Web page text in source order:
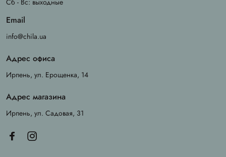
Сб - Вс: выходные
Email
info@chila.ua
Адрес офиса
Ирпень, ул. Ерощенка, 14
Адрес магазина
Ирпень, ул. Садовая, 31